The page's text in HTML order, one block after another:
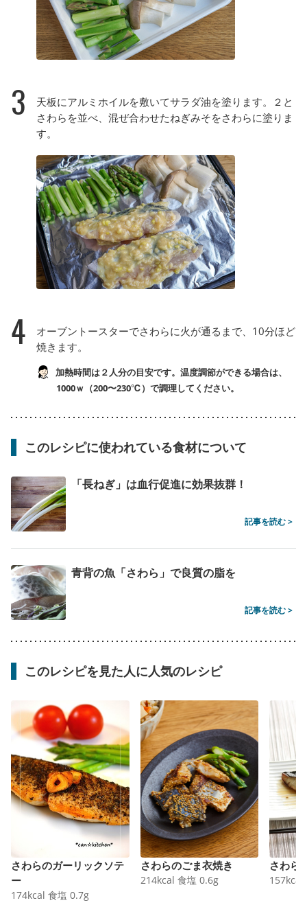
3
天板にアルミホイルを敷いてサラダ油を塗ります。２と
さわらを並べ、混ぜ合わせたねぎみそをさわらに塗りま
す。
4
オーブントースターでさわらに火が通るまで、10分ほど
焼きます。
加熱時間は２人分の目安です。温度調節ができる場合は、
1000ｗ（200〜230℃）で調理してください。
このレシピに使われている食材について
「長ねぎ」は血行促進に効果抜群！
記事を読む >
青背の魚「さわら」で良質の脂を
記事を読む >
このレシピを見た人に人気のレシピ
さわらのガーリックソテ
ー
174kcal 食塩 0.7g
さわらのごま衣焼き
214kcal 食塩 0.6g
さわら
157kcal